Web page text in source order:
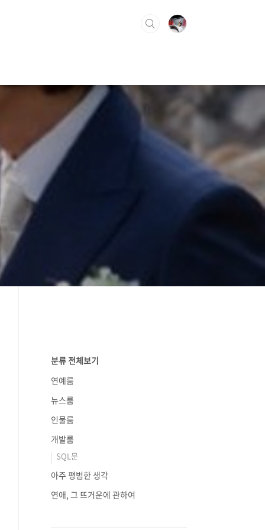
분류 전체보기
연예룸
뉴스룸
인물룸
개발룸
SQL문
아주 평범한 생각
연애, 그 뜨거운에 관하여